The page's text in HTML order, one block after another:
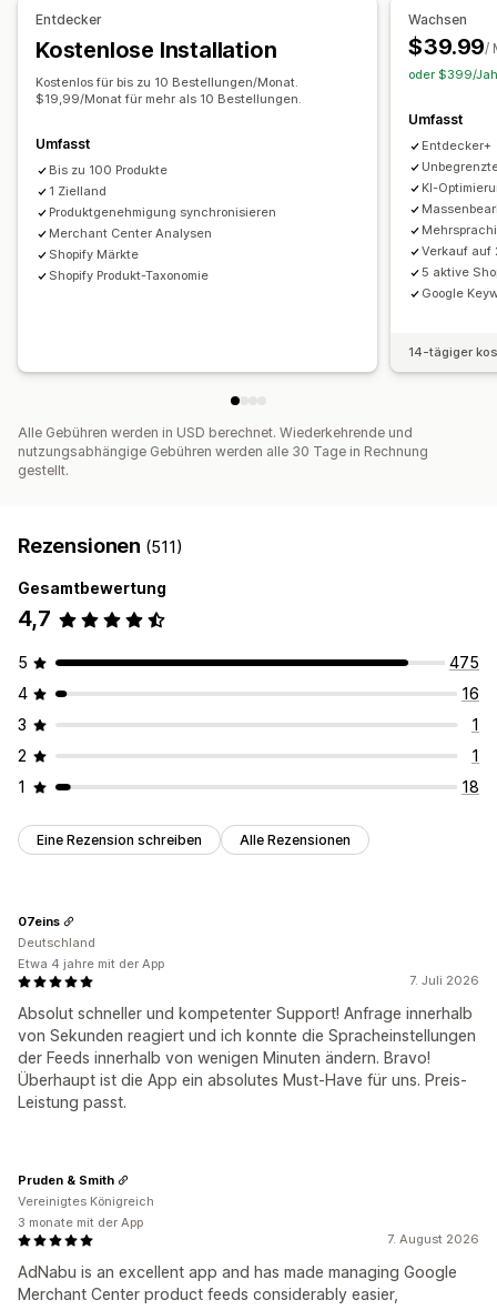
Bestellverwaltung
Einheitliches Dashboard
Inventarsynchronisierung
Shop-Updates Updates in Echtzeit
Produktauswahl
Inventar-Support GTIN-Management
Feed-Optimierung Leistungsüberwachung Multiformat
Entdecker
Kostenlose Installation
Kostenlos für bis zu 10 Bestellungen/Monat.
$19,99/Monat für mehr als 10 Bestellungen.
Umfasst
Bis zu 100 Produkte
1 Zielland
Produktgenehmigung synchronisieren
Merchant Center Analysen
Shopify Märkte
Shopify Produkt-Taxonomie
Wachsen
$39.99/
oder $399/
Umfasst
Entdecker+
KI-
Verkauf auf
5 aktive
Google
14-tägiger
Alle Gebühren werden in USD berechnet. Wiederkehrende und
nutzungsabhängige Gebühren werden alle 30 Tage in Rechnung
gestellt.
Rezensionen (511)
Gesamtbewertung
4,7
5
475
4
16
3
1
2
1
1
18
Eine Rezension schreiben Alle Rezensionen
7. Juli 2026
Absolut schneller und kompetenter Support! Anfrage innerhalb
von Sekunden reagiert und ich konnte die Spracheinstellungen
der Feeds innerhalb von wenigen Minuten ändern. Bravo!
Überhaupt ist die App ein absolutes Must-Have für uns. Preis-
Leistung passt.
07eins
Deutschland
Etwa 4 jahre mit der App
7. August 2026
AdNabu is an excellent app and has made managing Google
Merchant Center product feeds considerably easier,
Pruden & Smith
Vereinigtes Königreich
3 monate mit der App